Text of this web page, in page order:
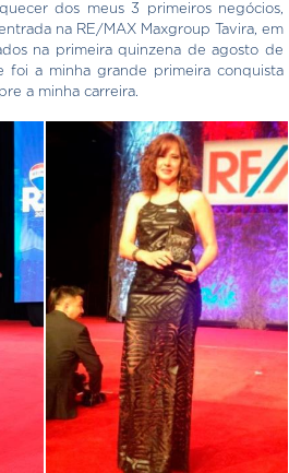
dos meus 3 primeiros negócios,
na RE/MAX Maxgroup Tavira, em
na primeira quinzena de agosto de
foi a minha grande primeira conquista
a minha carreira.